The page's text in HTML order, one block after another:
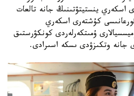
اسكەري ينستيتۋتىنىڭ جانە تالعات
كۇشتەرى اسكەري
ۇمىتكەرلەردى كونكۋرستىق
جانە وتكىزۋدى ىسكە اسىرادى.